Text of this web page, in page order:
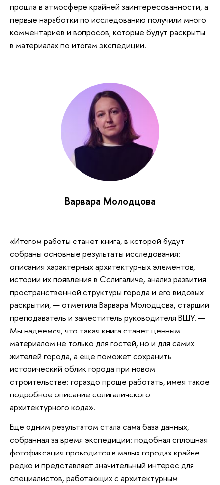
прошла в атмосфере крайней заинтересованности, а
первые наработки по исследованию получили много
комментариев и вопросов, которые будут раскрыты
в материалах по итогам экспедиции.
Варвара Молодцова
«Итогом работы станет книга, в которой будут
собраны основные результаты исследования:
описания характерных архитектурных элементов,
истории их появления в Солигаличе, анализ развития
пространственной структуры города и его видовых
раскрытий, — отметила Варвара Молодцова, старший
преподаватель и заместитель руководителя ВШУ. —
Мы надеемся, что такая книга станет ценным
материалом не только для гостей, но и для самих
жителей города, а еще поможет сохранить
исторический облик города при новом
строительстве: гораздо проще работать, имея такое
подробное описание солигаличского
архитектурного кода».
Еще одним результатом стала сама база данных,
собранная за время экспедиции: подобная сплошная
фотофиксация проводится в малых городах крайне
редко и представляет значительный интерес для
специалистов, работающих с архитектурным